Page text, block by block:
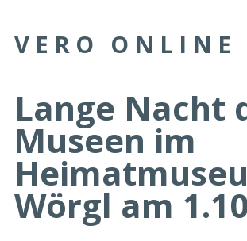
VERO ONLINE
Lange Nacht
Museen im
Wörgl am